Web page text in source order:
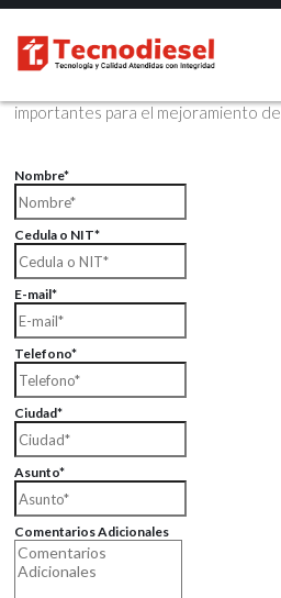
Contáctenos Vía Email
Envíenos sus datos con sus
importantes para el mejoramiento
Nombre*
Cedula o NIT*
E-mail*
Telefono*
Ciudad*
Asunto*
Comentarios Adicionales